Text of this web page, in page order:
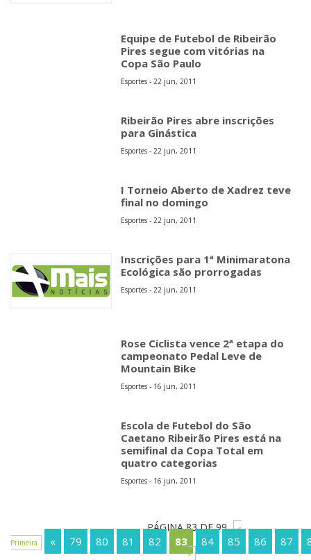
Equipe de Futebol de Ribeirão
Pires segue com vitórias na
Copa São Paulo
Esportes - 22 jun, 2011
Ribeirão Pires abre inscrições
para Ginástica
Esportes - 22 jun, 2011
I Torneio Aberto de Xadrez teve
final no domingo
Esportes - 22 jun, 2011
Inscrições para 1ª Minimaratona
Ecológica são prorrogadas
Esportes - 22 jun, 2011
Rose Ciclista vence 2ª etapa do
campeonato Pedal Leve de
Mountain Bike
Esportes - 16 jun, 2011
Escola de Futebol do São
Caetano Ribeirão Pires está na
semifinal da Copa Total em
quatro categorias
Esportes - 16 jun, 2011
PÁGINA 83 DE 99
«
Primeira
« 79 80 81 82 83 84 85 86 87
»